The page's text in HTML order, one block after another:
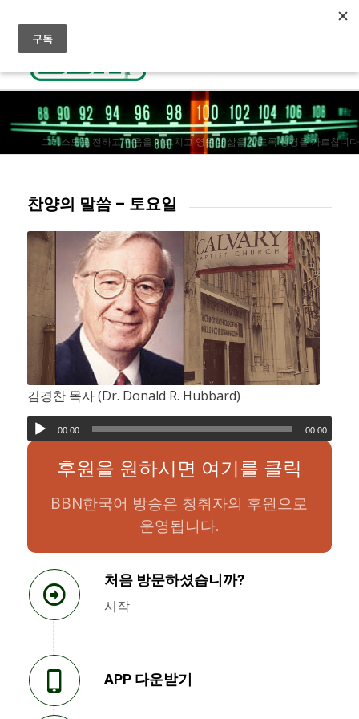
그리스도를 전하고 복음을 가르치고 영원한 삶을 살도록 성경을 가르칩니
찬양의 말씀 – 토요일
김경찬 목사 (Dr. Donald R. Hubbard)
00:00 00:00
후원을 원하시면 여기를 클릭
BBN한국어 방송은 청취자의 후원으로
운영됩니다.
처음 방문하셨습니까?
시작
APP 다운받기